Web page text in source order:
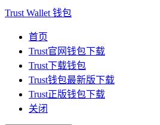
Trust Wallet 钱包
首页
Trust官网钱包下载
Trust下载钱包
Trust钱包最新版下载
Trust正版钱包下载
关闭